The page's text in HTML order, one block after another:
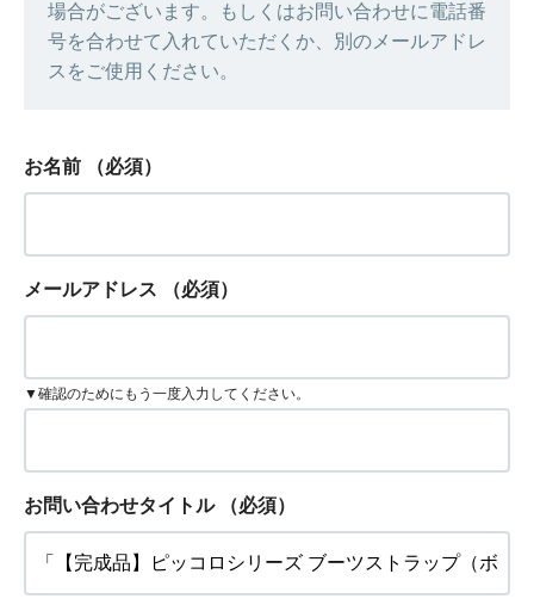
場合がございます。もしくはお問い合わせに電話番
号を合わせて入れていただくか、別のメールアドレ
スをご使用ください。
お名前 （必須）
メールアドレス （必須）
▼確認のためにもう一度入力してください。
お問い合わせタイトル （必須）